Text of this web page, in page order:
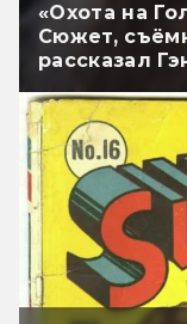
«Охота на
Сюжет,
рассказал